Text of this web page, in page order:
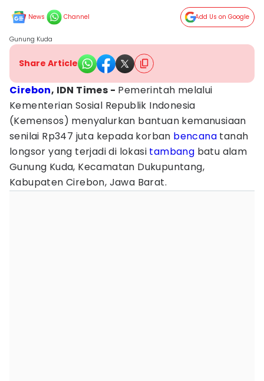
News Channel Add Us on Google
Gunung Kuda
Share Article
Cirebon, IDN Times - Pemerintah melalui
Kementerian Sosial Republik Indonesia
(Kemensos) menyalurkan bantuan kemanusiaan
senilai Rp347 juta kepada korban bencana tanah
longsor yang terjadi di lokasi tambang batu alam
Gunung Kuda, Kecamatan Dukupuntang,
Kabupaten Cirebon, Jawa Barat.